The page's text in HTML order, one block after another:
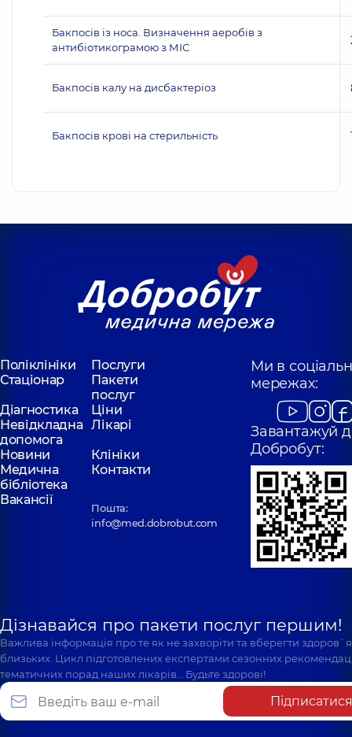
Бакпосів із носа. Визначення аеробів з
антибіотикограмою з МІС
Бакпосів калу на дисбактеріоз
Бакпосів крові на стерильність
Поліклініки
Послуги
Стаціонар
Пакети
послуг
Діагностика
Ціни
Невідкладна
допомога
Лікарі
Новини
Клініки
Медична
бібліотека
Контакти
Вакансії
Пошта:
info@med.dobrobut.com
Ми в
мережах:
Завантажуй
Добробут:
Дізнавайся про пакети послуг першим!
Важлива інформація про те як не захворіти та вберегти
близьких. Цикл підготовлених експертами сезонних
тематичних порад наших лікарів… Будьте здорові!
Підписатися